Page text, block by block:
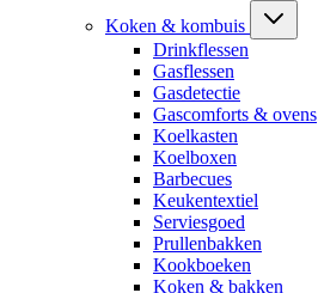
Koken & kombuis
Drinkflessen
Gasflessen
Gasdetectie
Gascomforts & ovens
Koelkasten
Koelboxen
Barbecues
Keukentextiel
Serviesgoed
Prullenbakken
Kookboeken
Koken & bakken